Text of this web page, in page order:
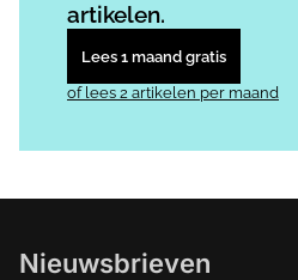
artikelen.
Lees 1 maand gratis
of lees 2 artikelen per maand
Nieuwsbrieven